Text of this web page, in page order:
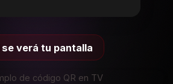
se verá tu pantalla